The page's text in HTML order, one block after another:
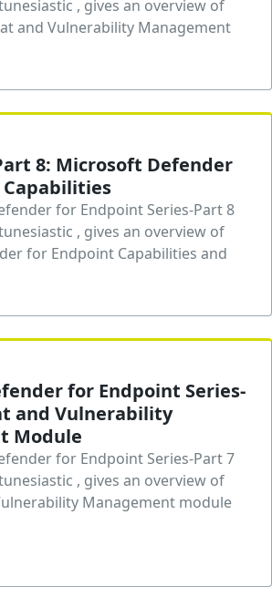
, gives an overview of
and Vulnerability Management
8: Microsoft Defender
for Endpoint Series-Part 8
, gives an overview of
for Endpoint Capabilities and
for Endpoint Series-
and Vulnerability
Module
for Endpoint Series-Part 7
, gives an overview of
Management module